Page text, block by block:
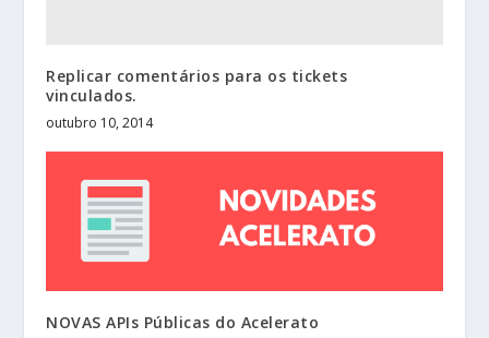
Replicar comentários para os tickets
vinculados.
outubro 10, 2014
NOVAS APIs Públicas do Acelerato